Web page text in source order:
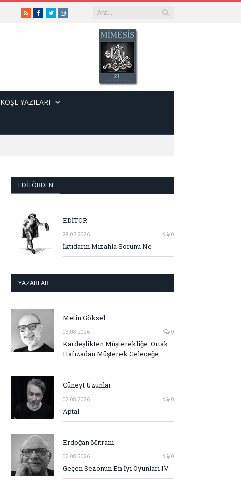
RSSFacebook
TwitterInstagram
KÖŞE YAZILARI
EDITÖRDEN
EDİTÖR
28.07.2026 0
İktidarın Mizahla Sorunu Ne
YAZARLAR
Metin Göksel
03.08.2026 0
Kardeşlikten Müşterekliğe: Ortak
Hafızadan Müşterek Geleceğe
Cüneyt Uzunlar
02.08.2026 0
Aptal
Erdoğan Mitrani
02.08.2026 0
Geçen Sezonun En İyi Oyunları IV